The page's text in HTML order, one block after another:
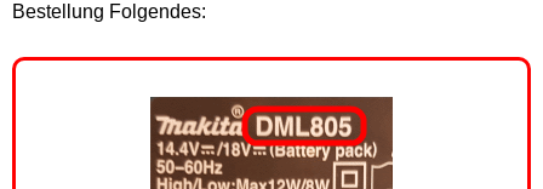
Bestellung Folgendes: